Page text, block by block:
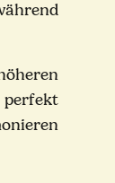
perfekt